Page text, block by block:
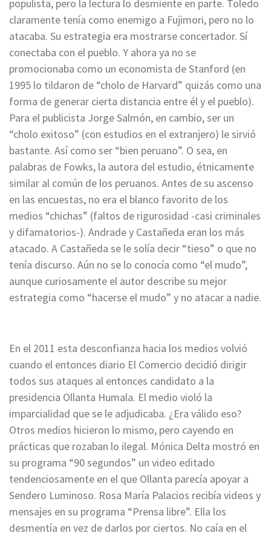
populista, pero la lectura lo desmiente en parte. Toledo
claramente tenía como enemigo a Fujimori, pero no lo
atacaba. Su estrategia era mostrarse concertador. Sí
conectaba con el pueblo. Y ahora ya no se
promocionaba como un economista de Stanford (en
1995 lo tildaron de “cholo de Harvard” quizás como una
forma de generar cierta distancia entre él y el pueblo).
Para el publicista Jorge Salmón, en cambio, ser un
“cholo exitoso” (con estudios en el extranjero) le sirvió
bastante. Así como ser “bien peruano”. O sea, en
palabras de Fowks, la autora del estudio, étnicamente
similar al común de los peruanos. Antes de su ascenso
en las encuestas, no era el blanco favorito de los
medios “chichas” (faltos de rigurosidad -casi criminales
y difamatorios-). Andrade y Castañeda eran los más
atacado. A Castañeda se le solía decir “tieso” o que no
tenía discurso. Aún no se lo conocía como “el mudo”,
aunque curiosamente el autor describe su mejor
estrategia como “hacerse el mudo” y no atacar a nadie.
En el 2011 esta desconfianza hacia los medios volvió
cuando el entonces diario El Comercio decidió dirigir
todos sus ataques al entonces candidato a la
presidencia Ollanta Humala. El medio violó la
imparcialidad que se le adjudicaba. ¿Era válido eso?
Otros medios hicieron lo mismo, pero cayendo en
prácticas que rozaban lo ilegal. Mónica Delta mostró en
su programa “90 segundos” un video editado
tendenciosamente en el que Ollanta parecía apoyar a
Sendero Luminoso. Rosa María Palacios recibía videos y
mensajes en su programa “Prensa libre”. Ella los
desmentía en vez de darlos por ciertos. No caía en el